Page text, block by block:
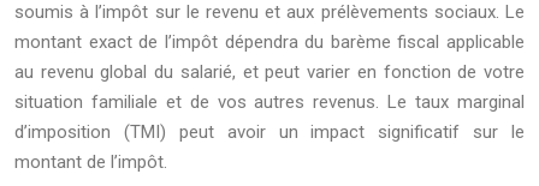
soumis à l’impôt sur le revenu et aux prélèvements sociaux. Le
montant exact de l’impôt dépendra du barème fiscal applicable
au revenu global du salarié, et peut varier en fonction de votre
situation familiale et de vos autres revenus. Le taux marginal
d’imposition (TMI) peut avoir un impact significatif sur le
montant de l’impôt.